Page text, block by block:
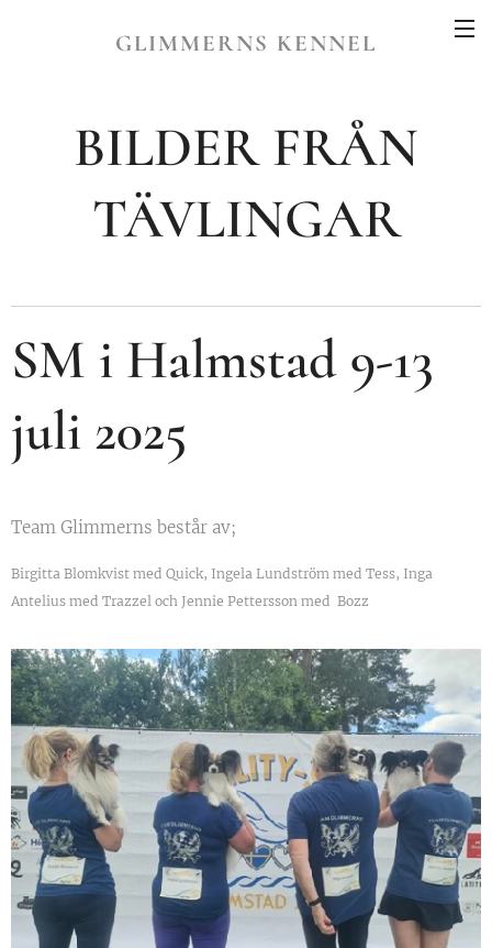
GLIMMERNS KENNEL
BILDER FRÅN
TÄVLINGAR
SM i Halmstad 9-13
juli 2025
Team Glimmerns består av;
Birgitta Blomkvist med Quick, Ingela Lundström med Tess, Inga
Antelius med Trazzel och Jennie Pettersson med Bozz